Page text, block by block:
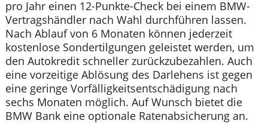
pro Jahr einen 12-Punkte-Check bei einem BMW-
Vertragshändler nach Wahl durchführen lassen.
Nach Ablauf von 6 Monaten können jederzeit
kostenlose Sondertilgungen geleistet werden, um
den Autokredit schneller zurückzubezahlen. Auch
eine vorzeitige Ablösung des Darlehens ist gegen
eine geringe Vorfälligkeitsentschädigung nach
sechs Monaten möglich. Auf Wunsch bietet die
BMW Bank eine optionale Ratenabsicherung an.